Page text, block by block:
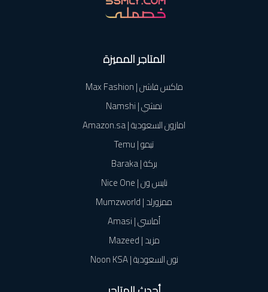
المتاجر المميزة
ماكس فاشن | Max Fashion
نمشي | Namshi
امازون السعودية | Amazon.sa
تيمو | Temu
بركة | Baraka
نايس ون | Nice One
ممزورلد | Mumzworld
أماسي | Amasi
مزيد | Mazeed
نون السعودية | Noon KSA